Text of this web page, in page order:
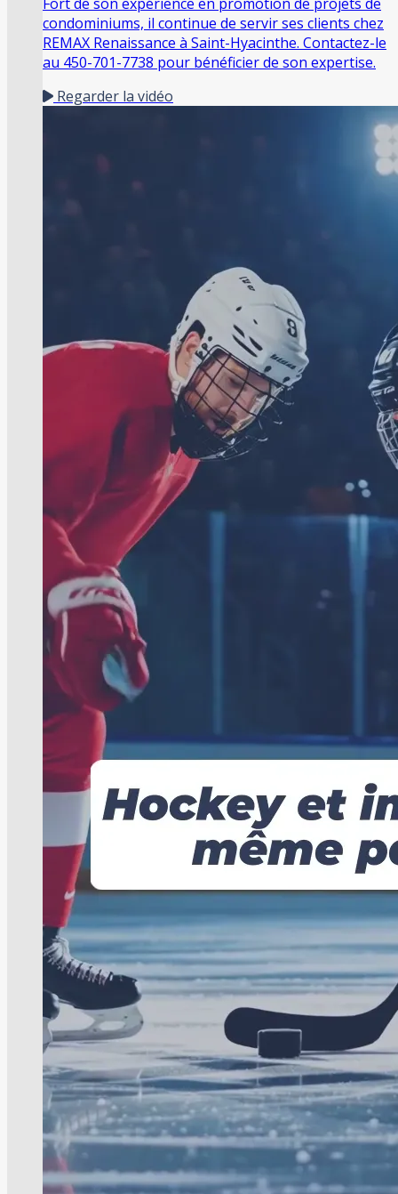
condominiums, il continue de servir ses clients chez
REMAX Renaissance à Saint-Hyacinthe. Contactez-le
au 450-701-7738 pour bénéficier de son expertise.
Regarder la vidéo